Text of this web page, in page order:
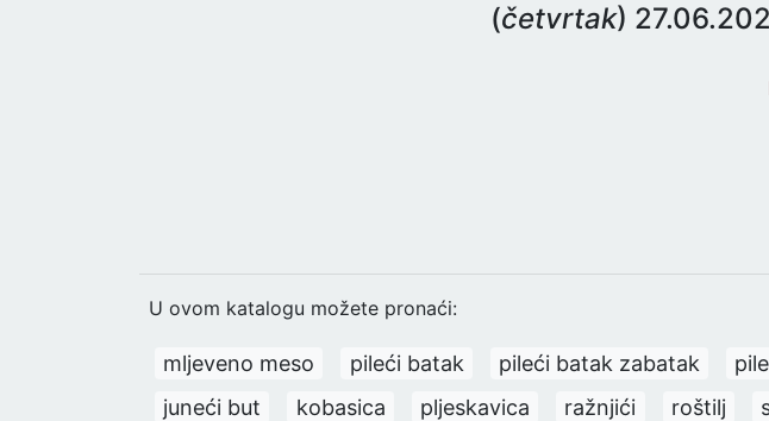
(četvrtak)
U ovom katalogu možete pronaći:
mljeveno meso pileći batak pileći batak zabatak
juneći but
kobasica pljeskavica ražnjići roštilj